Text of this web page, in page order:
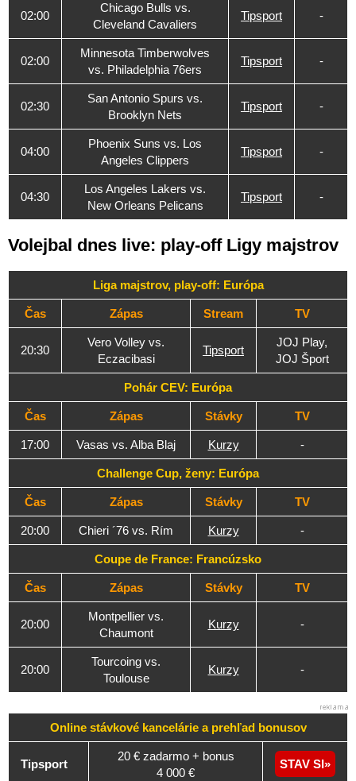
02:00
Chicago Bulls vs.
Cleveland Cavaliers
Tipsport -
02:00
Minnesota Timberwolves
vs. Philadelphia 76ers
Tipsport -
02:30
San Antonio Spurs vs.
Brooklyn Nets
Tipsport -
04:00
Phoenix Suns vs. Los
Angeles Clippers
Tipsport -
04:30
Los Angeles Lakers vs.
New Orleans Pelicans
Tipsport -
Volejbal dnes live: play-off Ligy majstrov
Liga majstrov, play-off: Európa
Čas Zápas Stream TV
20:30
Vero Volley vs.
Eczacibasi
Tipsport
JOJ Play,
JOJ Šport
Pohár CEV: Európa
Čas Zápas Stávky TV
17:00 Vasas vs. Alba Blaj Kurzy -
Challenge Cup, ženy: Európa
Čas Zápas Stávky TV
20:00 Chieri ´76 vs. Rím Kurzy -
Coupe de France: Francúzsko
Čas Zápas Stávky TV
20:00
Montpellier vs.
Chaumont
Kurzy -
20:00
Tourcoing vs.
Toulouse
Kurzy -
Online stávkové kancelárie a prehľad bonusov
Tipsport
20 € zadarmo + bonus
4 000 €
STAV SI